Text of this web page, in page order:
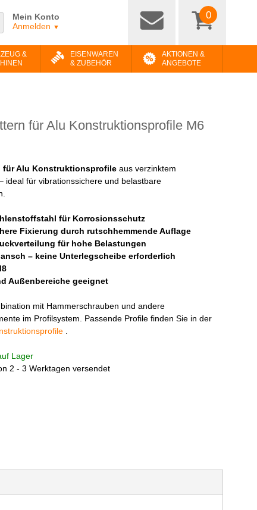
Mein Konto
Anmelden ▼
0
&
EISENWAREN
& ZUBEHÖR
AKTIONEN &
ANGEBOTE
für Alu Konstruktionsprofile M6
für Alu Konstruktionsprofile aus verzinktem
ideal für vibrationssichere und belastbare
für Korrosionsschutz
Fixierung durch rutschhemmende Auflage
für hohe Belastungen
– keine Unterlegscheibe erforderlich
Außenbereiche geeignet
mit Hammerschrauben und andere
im Profilsystem. Passende Profile finden Sie in der
Lager
2 - 3 Werktagen versendet